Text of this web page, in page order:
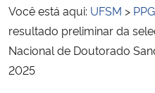
Ministério das Relações Exteriores
Ministério da Economia
Você está aqui: UFSM >
resultado preliminar da
Nacional de Doutorado
2025